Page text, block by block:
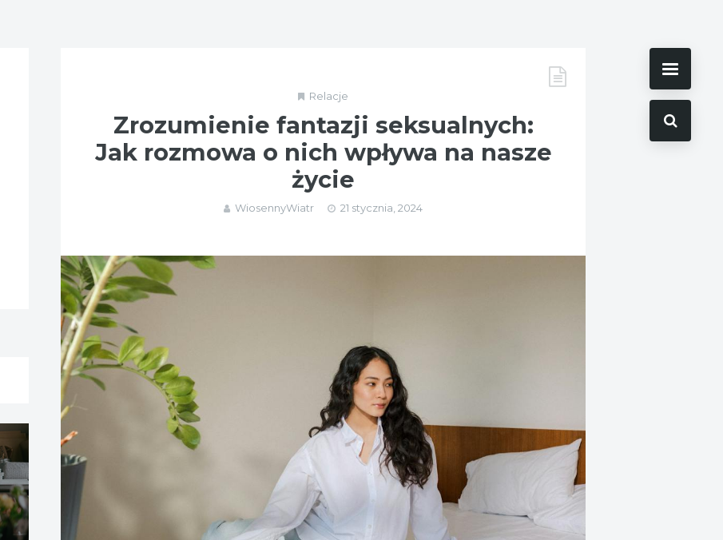
Relacje
Zrozumienie fantazji seksualnych:
Jak rozmowa o nich wpływa na nasze
życie
WiosennyWiatr 21 stycznia, 2024